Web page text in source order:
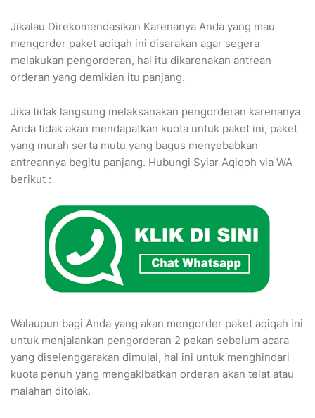
Jikalau Direkomendasikan Karenanya Anda yang mau
mengorder paket aqiqah ini disarakan agar segera
melakukan pengorderan, hal itu dikarenakan antrean
orderan yang demikian itu panjang.
Jika tidak langsung melaksanakan pengorderan karenanya
Anda tidak akan mendapatkan kuota untuk paket ini, paket
yang murah serta mutu yang bagus menyebabkan
antreannya begitu panjang. Hubungi Syiar Aqiqoh via WA
berikut :
Walaupun bagi Anda yang akan mengorder paket aqiqah ini
untuk menjalankan pengorderan 2 pekan sebelum acara
yang diselenggarakan dimulai, hal ini untuk menghindari
kuota penuh yang mengakibatkan orderan akan telat atau
malahan ditolak.